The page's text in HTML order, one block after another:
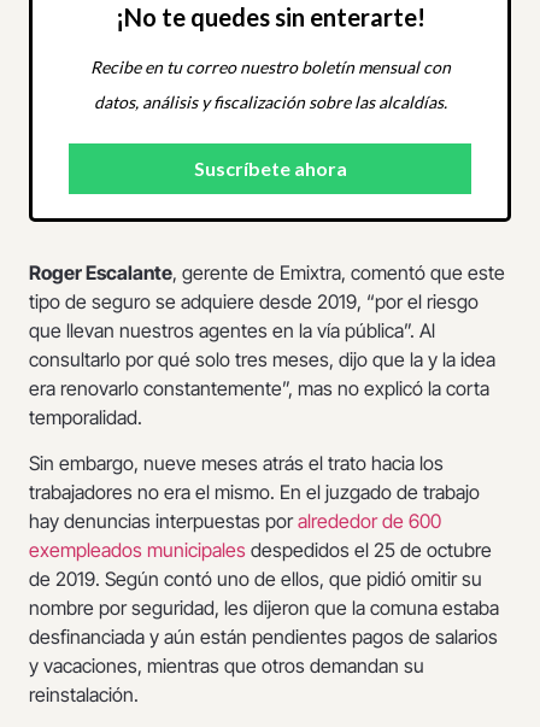
¡No te quedes sin enterarte!
Recibe en tu correo nuestro boletín mensual con
datos, análisis y fiscalización sobre las alcaldías.
Roger Escalante, gerente de Emixtra, comentó que este
tipo de seguro se adquiere desde 2019, “por el riesgo
que llevan nuestros agentes en la vía pública”. Al
consultarlo por qué solo tres meses, dijo que la y la idea
era renovarlo constantemente”, mas no explicó la corta
temporalidad.
Sin embargo, nueve meses atrás el trato hacia los
trabajadores no era el mismo. En el juzgado de trabajo
hay denuncias interpuestas poralrededor de 600
exempleados municipales despedidos el 25 de octubre
de 2019. Según contó uno de ellos, que pidió omitir su
nombre por seguridad, les dijeron que la comuna estaba
desfinanciada y aún están pendientes pagos de salarios
y vacaciones, mientras que otros demandan su
reinstalación.